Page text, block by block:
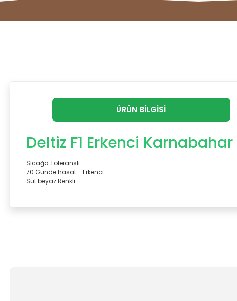
ÜRÜN BILGISI
Deltiz F1 Erkenci Karnabahar
Sıcağa Toleranslı
70 Günde hasat - Erkenci
Süt beyaz Renkli